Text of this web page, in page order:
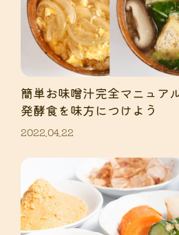
簡単お味噌汁完全マニュア
発酵食を味方につけよう
2022.04.22